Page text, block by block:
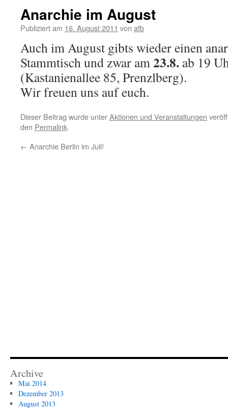
Anarchie im August
Publiziert am 16. August 2011 von afb
Auch im August gibts wieder einen
Stammtisch und zwar am23.8. ab 19
(Kastanienallee 85, Prenzlberg).
Wir freuen uns auf euch.
Dieser Beitrag wurde unterAktionen und Veranstaltungen
den Permalink.
← Anarchie Berlin im Juli!
Archive
Mai 2014
Dezember 2013
August 2013